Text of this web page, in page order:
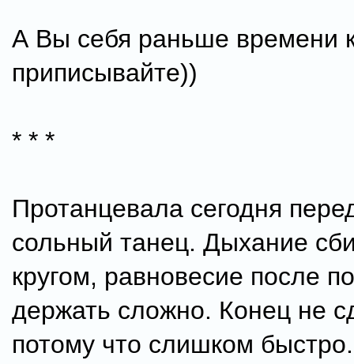
А Вы себя раньше времени
приписывайте))
* * *
Протанцевала сегодня
сольный танец. Дыхание
кругом, равновесие после
держать сложно. Конец не
потому что слишком